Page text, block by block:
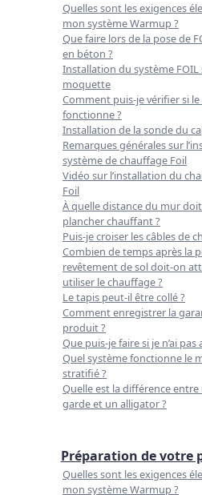
Quelles sont les exigences
mon système Warmup ?
Que faire lors de la pose de
en béton ?
Installation du système FOIL
moquette
Comment puis-je vérifier si le
fonctionne ?
Installation de la sonde du
Remarques générales sur
système de chauffage Foil
Vidéo sur l’installation du
Foil
À quelle distance du mur
plancher chauffant ?
Puis-je croiser les câbles de
Combien de temps après la
revêtement de sol doit-on
utiliser le chauffage ?
Le tapis peut-il être collé ?
Comment enregistrer la
produit ?
Que puis-je faire si je n’ai pas
Quel système fonctionne le
stratifié ?
Quelle est la différence
garde et un alligator ?
Préparation de votre
Quelles sont les exigences
mon système Warmup ?